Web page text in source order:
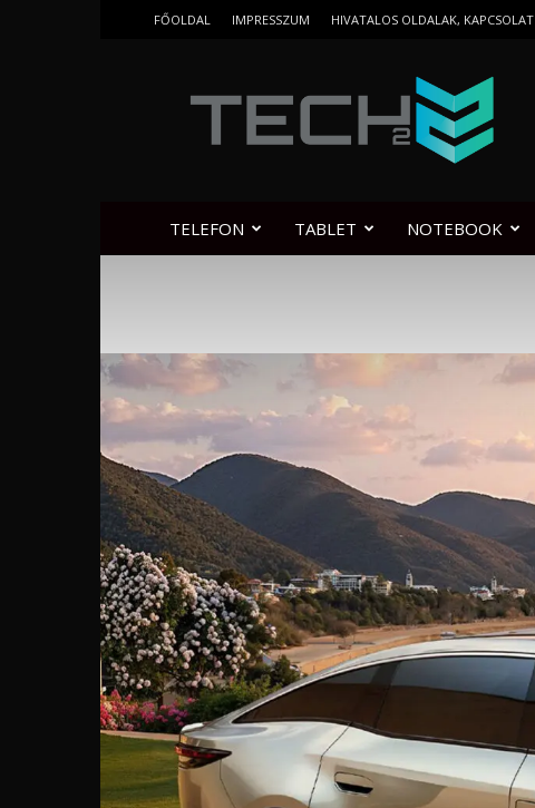
FŐOLDAL IMPRESSZUM HIVATALOS OLDALAK, KAPCSOLAT
TELEFON TABLET NOTEBOOK